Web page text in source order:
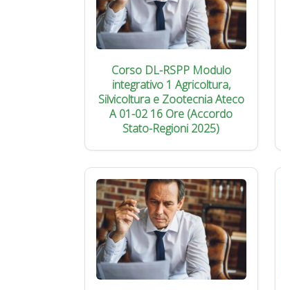
Corso DL-RSPP Modulo
integrativo 1 Agricoltura,
Silvicoltura e Zootecnia Ateco
A 01-02 16 Ore (Accordo
Stato-Regioni 2025)